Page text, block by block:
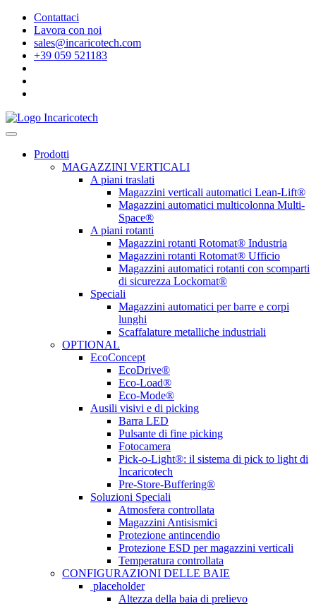
Contattaci
Lavora con noi
sales@incaricotech.com
+39 059 521183
Prodotti
MAGAZZINI VERTICALI
A piani traslati
Magazzini verticali automatici Lean-Lift®
Magazzini automatici multicolonna Multi-
Space®
A piani rotanti
Magazzini rotanti Rotomat® Industria
Magazzini rotanti Rotomat® Ufficio
Magazzini automatici rotanti con scomparti
di sicurezza Lockomat®
Speciali
Magazzini automatici per barre e corpi
lunghi
Scaffalature metalliche industriali
OPTIONAL
EcoConcept
EcoDrive®
Eco-Load®
Eco-Mode®
Ausili visivi e di picking
Barra LED
Pulsante di fine picking
Fotocamera
Pick-o-Light®: il sistema di pick to light di
Incaricotech
Pre-Store-Buffering®
Soluzioni Speciali
Atmosfera controllata
Magazzini Antisismici
Protezione antincendio
Protezione ESD per magazzini verticali
Temperatura controllata
CONFIGURAZIONI DELLE BAIE
placeholder
Altezza della baia di prelievo